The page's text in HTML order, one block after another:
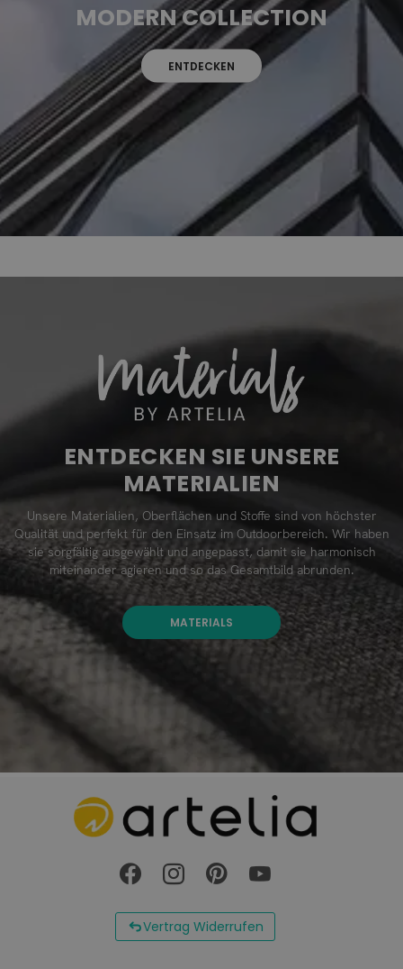
MODERN COLLECTION
ENTDECKEN
ENTDECKEN SIE UNSERE
MATERIALIEN
Unsere Materialien, Oberflächen und Stoffe sind von höchster
Qualität und perfekt für den Einsatz im Outdoorbereich. Wir haben
sie sorgfältig ausgewählt und angepasst, damit sie harmonisch
miteinander agieren und so das Gesamtbild abrunden.
MATERIALS
Vertrag Widerrufen